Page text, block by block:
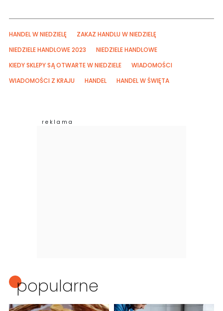
HANDEL W NIEDZIELĘ
ZAKAZ HANDLU W NIEDZIELĘ
NIEDZIELE HANDLOWE 2023
NIEDZIELE HANDLOWE
KIEDY SKLEPY SĄ OTWARTE W NIEDZIELE
WIADOMOŚCI
WIADOMOŚCI Z KRAJU
HANDEL HANDEL W ŚWIĘTA
popularne